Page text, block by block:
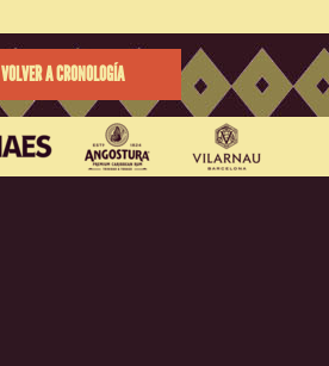
VOLVER A CRONOLOGÍA